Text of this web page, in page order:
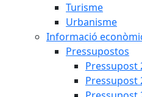
Turisme
Urbanisme
Informació
Pressupostos
Pressupost
Pressupost